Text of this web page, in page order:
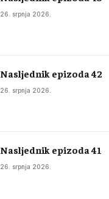
26. srpnja 2026.
Nasljednik epizoda 42
26. srpnja 2026.
Nasljednik epizoda 41
26. srpnja 2026.